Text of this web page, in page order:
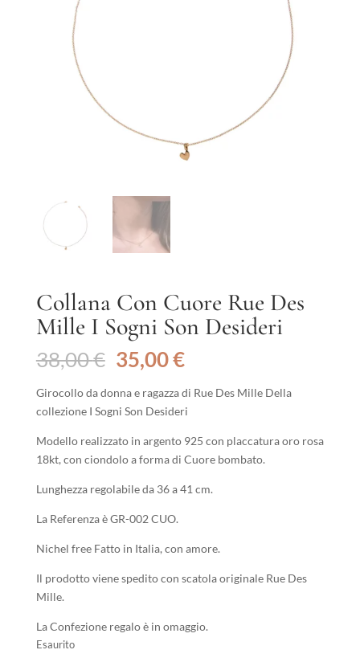
Collana Con Cuore Rue Des
Mille I Sogni Son Desideri
38,00€ Il
prezzo
originale
era:
38,00 €.
35,00€Il
attuale
è:
35,00 €.
Girocollo da donna e ragazza di Rue Des Mille Della
collezione I Sogni Son Desideri
Modello realizzato in argento 925 con placcatura oro rosa
18kt, con ciondolo a forma di Cuore bombato.
Lunghezza regolabile da 36 a 41 cm.
La Referenza è GR-002 CUO.
Nichel free Fatto in Italia, con amore.
Il prodotto viene spedito con scatola originale Rue Des
Mille.
La Confezione regalo è in omaggio.
Esaurito